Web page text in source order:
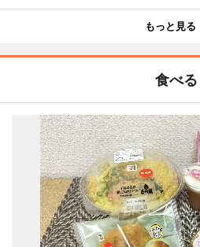
もっと見る
食べる